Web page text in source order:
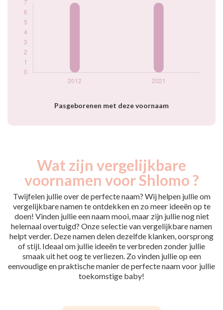
Pasgeborenen met deze voornaam
Wat zijn vergelijkbare
voornamen voor Shlomo ?
Twijfelen jullie over de perfecte naam? Wij helpen jullie om
vergelijkbare namen te ontdekken en zo meer ideeën op te
doen! Vinden jullie een naam mooi, maar zijn jullie nog niet
helemaal overtuigd? Onze selectie van vergelijkbare namen
helpt verder. Deze namen delen dezelfde klanken, oorsprong
of stijl. Ideaal om jullie ideeën te verbreden zonder jullie
smaak uit het oog te verliezen. Zo vinden jullie op een
eenvoudige en praktische manier de perfecte naam voor jullie
toekomstige baby!